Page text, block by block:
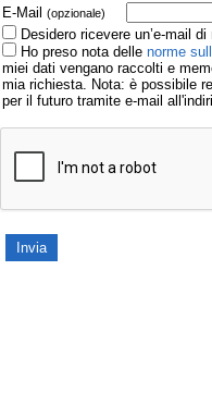
E-Mail (opzionale)
Desidero ricevere un’e-mail
Ho preso nota delle norme
miei dati vengano raccolti e
mia richiesta. Nota: è possibile
per il futuro tramite e-mail